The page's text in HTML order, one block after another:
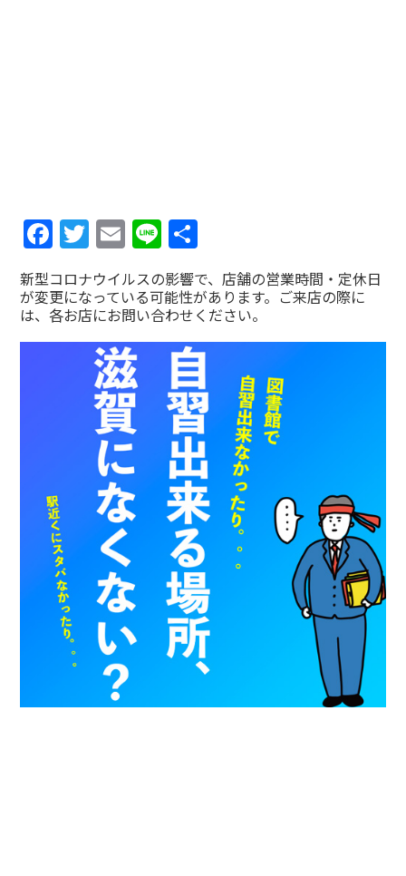
Facebook
Twitter
Email
Line
有
新型コロナウイルスの影響で、店舗の営業時間・定休日
が変更になっている可能性があります。ご来店の際に
は、各お店にお問い合わせください。